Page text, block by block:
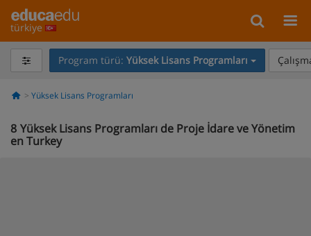
türkiye
Program türü: Yüksek Lisans Programları
Yüksek Lisans Programları
8 Yüksek Lisans Programları de Proje İdare ve Yönetim
en Turkey